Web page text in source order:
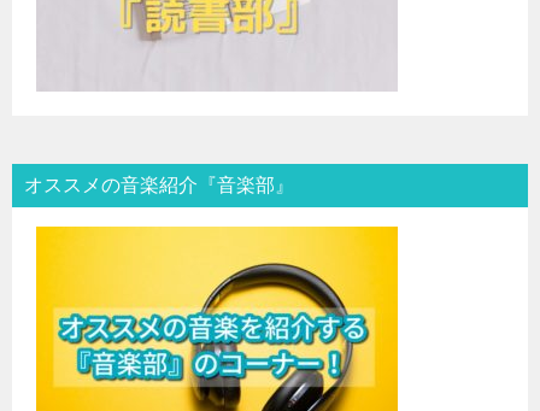
オススメの音楽紹介『音楽部』